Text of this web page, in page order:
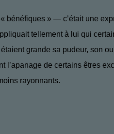
« bénéfiques » — c’était une
tellement à lui qui
grande sa pudeur, son
l’apanage de certains êtres
rayonnants.